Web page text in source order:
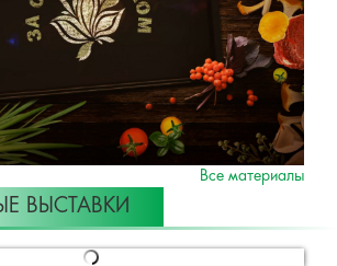
Все материалы
ВЫСТАВКИ